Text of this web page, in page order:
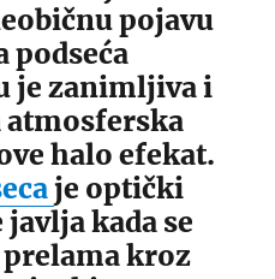
pojavu
podseća
je zanimljiva i
atmosferska
halo efekat.
je optički
kada se
prelama kroz